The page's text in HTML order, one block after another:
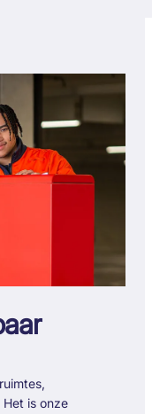
is onze